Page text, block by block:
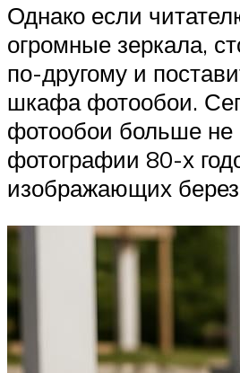
Однако если
огромные зеркала,
по-другому и
шкафа фотообои.
фотообои больше не
фотографии 80-х
изображающих